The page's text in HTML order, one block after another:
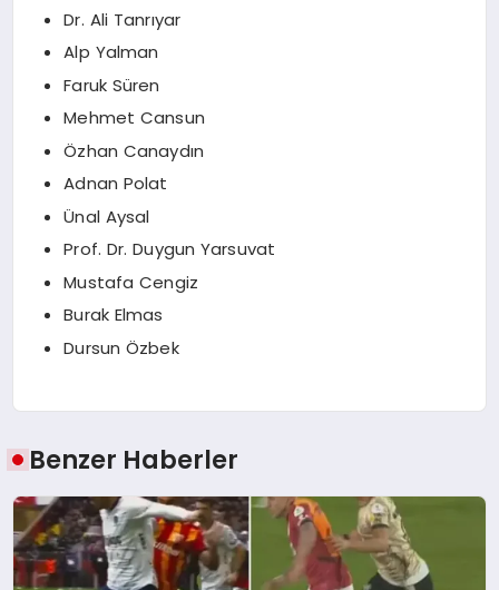
Dr. Ali Tanrıyar
Alp Yalman
Faruk Süren
Mehmet Cansun
Özhan Canaydın
Adnan Polat
Ünal Aysal
Prof. Dr. Duygun Yarsuvat
Mustafa Cengiz
Burak Elmas
Dursun Özbek
Benzer Haberler